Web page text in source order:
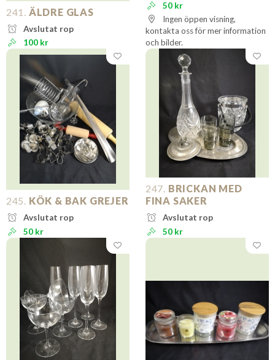
241. ÄLDRE GLAS
Avslutat rop
100 kr
50 kr
Ingen öppen visning,
kontakta oss för mer information
och bilder.
245. KÖK & BAK GREJER
Avslutat rop
50 kr
247. BRICKAN MED
FINA SAKER
Avslutat rop
50 kr